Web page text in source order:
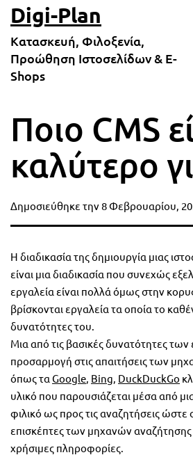
Μετάβαση
σε
περιεχόμενο
Digi-Plan
Κατασκευή, Φιλοξενία,
Προώθηση Ιστοσελίδων & E-
Shops
Ποιο CMS
καλύτερο
Δημοσιεύθηκε την8 Φεβρουαρίου,
Η διαδικασία της δημιουργία μιας
είναι μια διαδικασία που συνεχώς
εργαλεία είναι πολλά όμως στην
βρίσκονται εργαλεία τα οποία το
δυνατότητες του.
Μια από τις βασικές δυνατότητες των
προσαρμογή στις απαιτήσεις των
όπως τα Google, Bing, DuckDuckGo
υλικό που παρουσιάζεται μέσα από
φιλικό ως προς τις αναζητήσεις ώστε
επισκέπτες των μηχανών αναζήτησης
χρήσιμες πληροφορίες.